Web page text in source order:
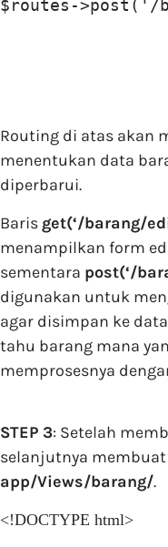
Routing di atas akan
menentukan data
diperbarui.
Baris get(‘/barang/
menampilkan form
sementara post(‘/
digunakan untuk
agar disimpan ke
tahu barang mana
memprosesnya
STEP 3: Setelah
selanjutnya
app/Views/barang/.
<!DOCTYPE html>